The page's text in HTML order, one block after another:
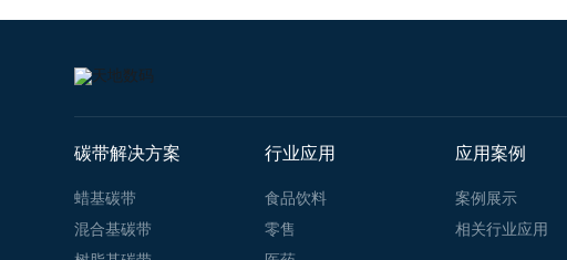
碳带解决方案
蜡基碳带
混合基碳带
行业应用
食品饮料
零售
应用案例
案例展示
相关行业应用